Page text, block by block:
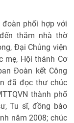
phối hợp với
thăm nhà thờ
Đại Chủng viện
mẹ, Hội thánh Cơ
Đoàn kết Công
đã đọc thư chúc
thành phố
Tu sĩ, đồng bào
năm 2008; chúc